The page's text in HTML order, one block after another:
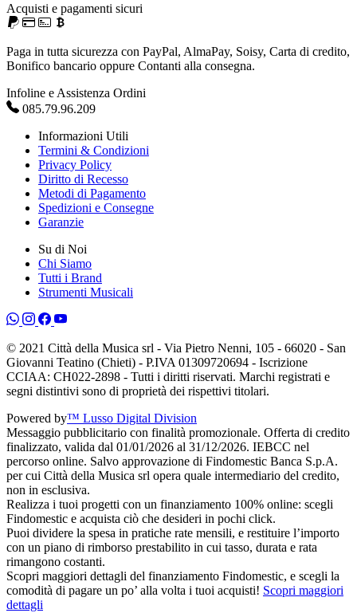
Acquisti e pagamenti sicuri
Paga in tutta sicurezza con PayPal, AlmaPay, Soisy, Carta di credito,
Bonifico bancario oppure Contanti alla consegna.
Infoline e Assistenza Ordini
085.79.96.209
Informazioni Utili
Termini & Condizioni
Privacy Policy
Diritto di Recesso
Metodi di Pagamento
Spedizioni e Consegne
Garanzie
Su di Noi
Chi Siamo
Tutti i Brand
Strumenti Musicali
© 2021 Città della Musica srl - Via Pietro Nenni, 105 - 66020 - San
Giovanni Teatino (Chieti) - P.IVA 01309720694 - Iscrizione
CCIAA: CH022-2898 - Tutti i diritti riservati. Marchi registrati e
segni distintivi sono di proprietà dei rispettivi titolari.
Powered by™ Lusso Digital Division
Messaggio pubblicitario con finalità promozionale. Offerta di credito
finalizzato, valida dal 01/01/2026 al 31/12/2026. IEBCC nel
percorso online. Salvo approvazione di Findomestic Banca S.p.A.
per cui Città della Musica srl opera quale intermediario del credito,
non in esclusiva.
Realizza i tuoi progetti con un finanziamento 100% online: scegli
Findomestic e acquista ciò che desideri in pochi click.
Puoi dividere la spesa in pratiche rate mensili, e restituire l’importo
con un piano di rimborso prestabilito in cui tasso, durata e rata
rimangono costanti.
Scopri maggiori dettagli del finanziamento Findomestic, e scegli la
comodità di pagare un po’ alla volta i tuoi acquisti! Scopri maggiori
dettagli